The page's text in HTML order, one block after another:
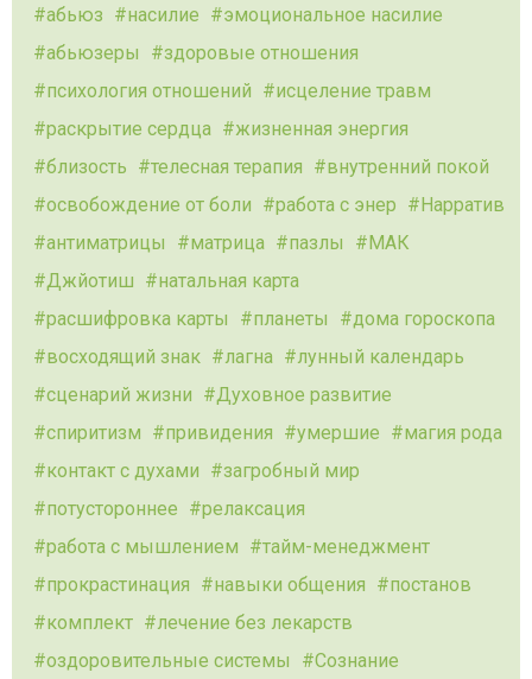
абьюз
насилие
эмоциональное насилие
абьюзеры
здоровые отношения
психология отношений
исцеление травм
раскрытие сердца
жизненная энергия
близость
телесная терапия
внутренний покой
освобождение от боли
работа с энер
Нарратив
антиматрицы
матрица пазлы
МАК
Джйотиш
натальная карта
расшифровка карты
планеты
дома гороскопа
восходящий знак
лагна
лунный календарь
сценарий жизни
Духовное развитие
спиритизм
привидения умершие
магия рода
контакт с духами
загробный мир
потустороннее
релаксация
работа с мышлением
тайм-менеджмент
прокрастинация
навыки общения
постанов
комплект
лечение без лекарств
оздоровительные системы
Сознание